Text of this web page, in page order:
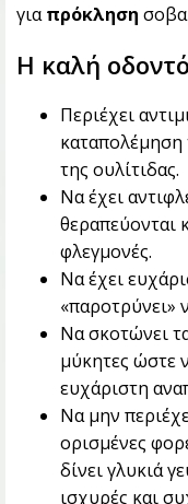
γιαπρόκληση
Η καλή
Περιέχει
καταπολέμηση
της ουλίτιδας.
Να έχει
θεραπεύονται
φλεγμονές.
Να έχει
«παροτρύνει»
Να σκοτώνει
μύκητες ώστε
ευχάριστη
Να μην
ορισμένες
δίνει γλυκιά
ισχυρές και